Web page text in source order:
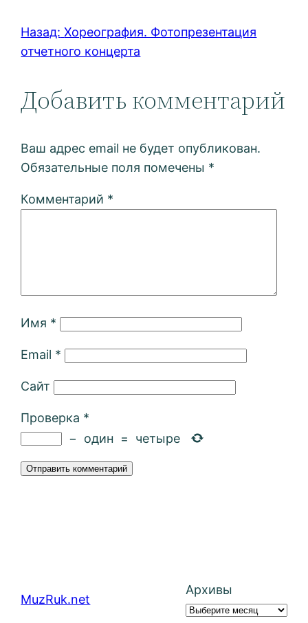
Назад: Хореография. Фотопрезентация
отчетного концерта
Добавить комментарий
Ваш адрес email не будет опубликован.
Обязательные поля помечены *
Комментарий *
Имя *
Email *
Сайт
Проверка *
−
один = четыре
MuzRuk.net
Архивы